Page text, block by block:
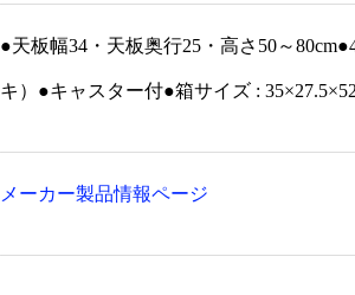
●天板幅34・天板奥行25・高さ50～
キ）●キャスター付●箱サイズ :
メーカー製品情報ページ